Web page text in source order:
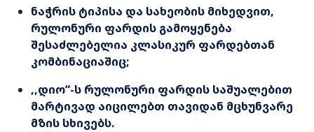
ნაჭრის ტიპისა და სახეობის მიხედვით,
რულონური ფარდის გამოყენება
შესაძლებელია კლასიკურ ფარდებთან
კომბინაციაშიც;
,,დიო“-ს რულონური ფარდის საშუალებით
მარტივად აიცილებთ თავიდან მცხუნვარე
მზის სხივებს.